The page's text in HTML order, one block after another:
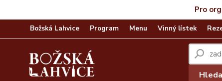
Pro
Božská Lahvice Program Menu Vinný lístek